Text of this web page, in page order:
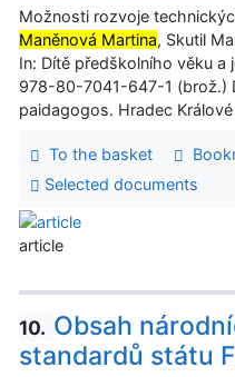
Možnosti rozvoje
Maněnová Martina, Skutil
In: Dítě předškolního věku
978-80-7041-647-1 (brož.)
paidagogos. Hradec
To the basket
Selected documents
article
10. Obsah
standardů státu